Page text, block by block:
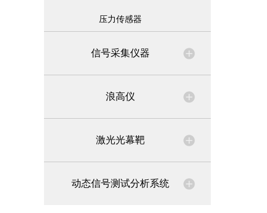
压力传感器
信号采集仪器
浪高仪
激光光幕靶
动态信号测试分析系统